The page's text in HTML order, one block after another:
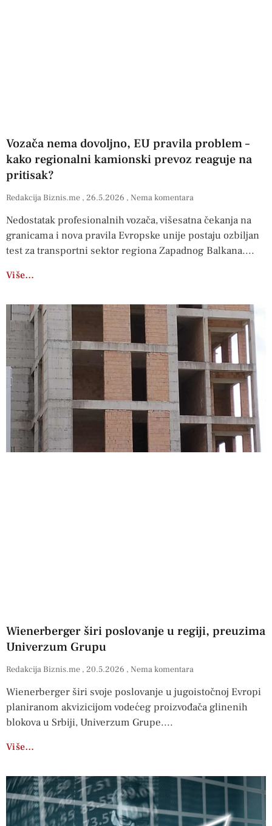
Vozača nema dovoljno, EU pravila problem –
kako regionalni kamionski prevoz reaguje na
pritisak?
Redakcija Biznis.me 26.5.2026 Nema komentara
Nedostatak profesionalnih vozača, višesatna čekanja na
granicama i nova pravila Evropske unije postaju ozbiljan
test za transportni sektor regiona Zapadnog Balkana.
Više…
Wienerberger širi poslovanje u regiji, preuzima
Univerzum Grupu
Redakcija Biznis.me 20.5.2026 Nema komentara
Wienerberger širi svoje poslovanje u jugoistočnoj Evropi
planiranom akvizicijom vodećeg proizvođača glinenih
blokova u Srbiji, Univerzum Grupe.
Više…